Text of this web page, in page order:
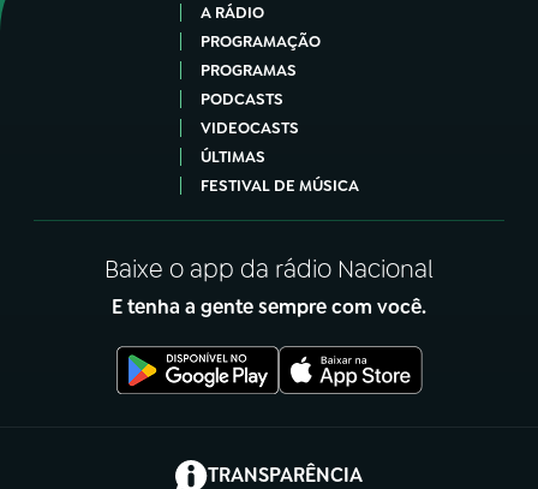
A RÁDIO
PROGRAMAÇÃO
PROGRAMAS
PODCASTS
VIDEOCASTS
ÚLTIMAS
FESTIVAL DE MÚSICA
Baixe o app da rádio Nacional
E tenha a gente sempre com você.
TRANSPARÊNCIA
(abre em nova aba)